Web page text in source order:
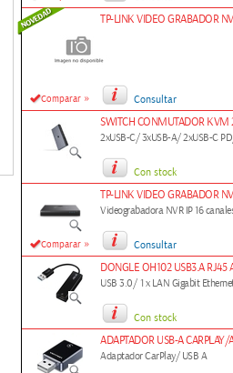
Comparar »
TP-LINK VIDEO GRABADOR
Consultar
SWITCH CONMUTADOR
2xUSB-C/ 3xUSB-A/ 2xUSB-C
Con stock
Comparar »
TP-LINK VIDEO GRABADOR
Videograbadora NVR IP 16
Consultar
DONGLE OH102 USB3.A RJ45
USB 3.0/ 1 x LAN Gigabit
Con stock
ADAPTADOR USB-A
Adaptador CarPlay/ USB A